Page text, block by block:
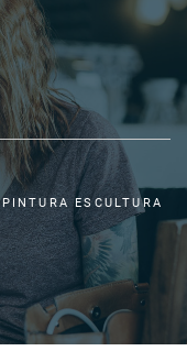
PINTURA ESCULTURA